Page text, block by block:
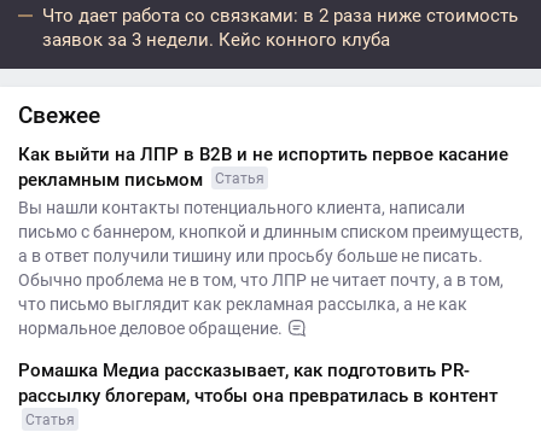
Что дает работа со связками: в 2 раза ниже стоимость
заявок за 3 недели. Кейс конного клуба
Свежее
Как выйти на ЛПР в B2B и не испортить первое касание
рекламным письмом
Статья
Вы нашли контакты потенциального клиента, написали
письмо с баннером, кнопкой и длинным списком преимуществ,
а в ответ получили тишину или просьбу больше не писать.
Обычно проблема не в том, что ЛПР не читает почту, а в том,
что письмо выглядит как рекламная рассылка, а не как
нормальное деловое обращение.
Ромашка Медиа рассказывает, как подготовить PR-
рассылку блогерам, чтобы она превратилась в контент
Статья